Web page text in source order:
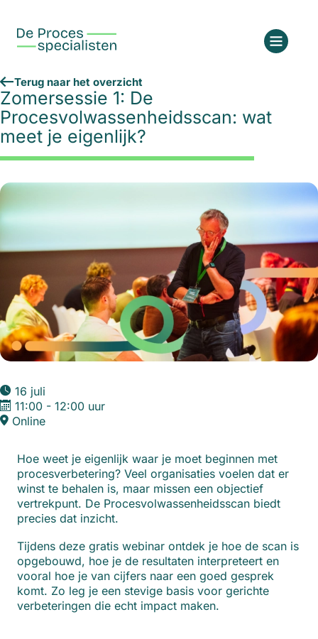
Terug naar het overzicht
Zomersessie 1: De
Procesvolwassenheidsscan: wat
meet je eigenlijk?
16 juli
11:00 - 12:00 uur
Online
Hoe weet je eigenlijk waar je moet beginnen met
procesverbetering? Veel organisaties voelen dat er
winst te behalen is, maar missen een objectief
vertrekpunt. De Procesvolwassenheidsscan biedt
precies dat inzicht.
Tijdens deze gratis webinar ontdek je hoe de scan is
opgebouwd, hoe je de resultaten interpreteert en
vooral hoe je van cijfers naar een goed gesprek
komt. Zo leg je een stevige basis voor gerichte
verbeteringen die echt impact maken.